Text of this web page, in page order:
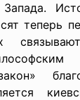
Запада.
теперь